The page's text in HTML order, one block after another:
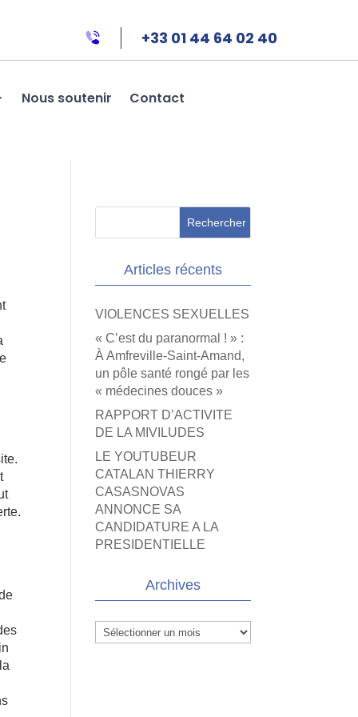
+33 01 44 64 02 40
Nous soutenir Contact
Articles récents
VIOLENCES SEXUELLES
« C’est du paranormal ! » :
À Amfreville-Saint-Amand,
un pôle santé rongé par les
« médecines douces »
RAPPORT D’ACTIVITE
DE LA MIVILUDES
LE YOUTUBEUR
CATALAN THIERRY
CASASNOVAS
ANNONCE SA
CANDIDATURE A LA
PRESIDENTIELLE
Archives
Archives